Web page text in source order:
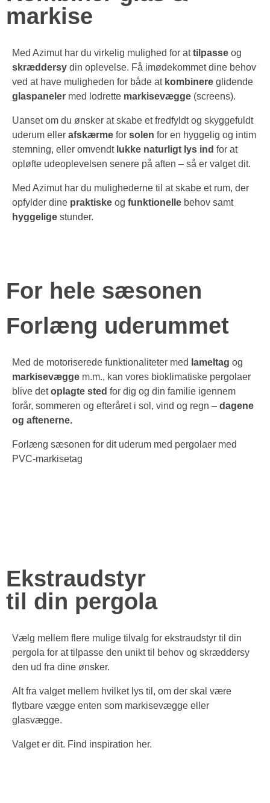
markise
Med Azimut har du virkelig mulighed for attilpasse og
skræddersy din oplevelse. Få imødekommet dine behov
ved at have muligheden for både at kombinere glidende
glaspaneler med lodrette markisevægge (screens).
Uanset om du ønsker at skabe et fredfyldt og skyggefuldt
uderum eller afskærme for solen for en hyggelig og intim
stemning, eller omvendt lukke naturligt lys ind for at
opløfte udeoplevelsen senere på aften – så er valget dit.
Med Azimut har du mulighederne til at skabe et rum, der
opfylder dine praktiske og funktionelle behov samt
hyggelige stunder.
For hele sæsonen
Forlæng uderummet
Med de motoriserede funktionaliteter med lameltag og
markisevægge m.m., kan vores bioklimatiske pergolaer
blive detoplagte sted for dig og din familie igennem
forår, sommeren og efteråret i sol, vind og regn – dagene
og aftenerne.
Forlæng sæsonen for dit uderum med pergolaer med
PVC-markisetag
Ekstraudstyr
til din pergola
Vælg mellem flere mulige tilvalg for ekstraudstyr til din
pergola for at tilpasse den unikt til behov og skræddersy
den ud fra dine ønsker.
Alt fra valget mellem hvilket lys til, om der skal være
flytbare vægge enten som markisevægge eller
glasvægge.
Valget er dit. Find inspiration her.